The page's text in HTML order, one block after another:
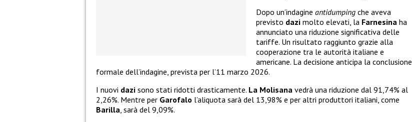
Dopo un’indagine antidumping che aveva
previsto dazi molto elevati, la Farnesina ha
annunciato una riduzione significativa delle
tariffe. Un risultato raggiunto grazie alla
cooperazione tra le autorità italiane e
americane. La decisione anticipa la conclusione
formale dell’indagine, prevista per l’11 marzo 2026.
I nuovi dazi sono stati ridotti drasticamente. La Molisana vedrà una riduzione dal 91,74% al
2,26%. Mentre per Garofalo l’aliquota sarà del 13,98% e per altri produttori italiani, come
Barilla, sarà del 9,09%.